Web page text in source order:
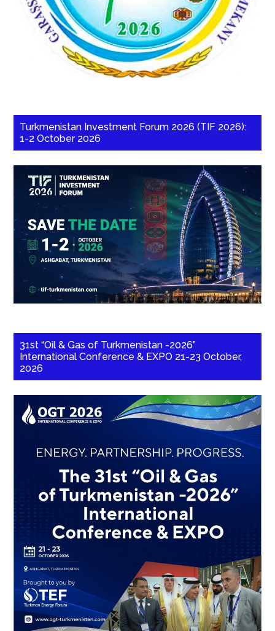
Turkmenistan Investment Forum 2026 (TIF 2026):
1-2 October 2026
31st “Oil & Gas of Turkmenistan -2026”
International Conference & EXPO 21-23 October,
2026